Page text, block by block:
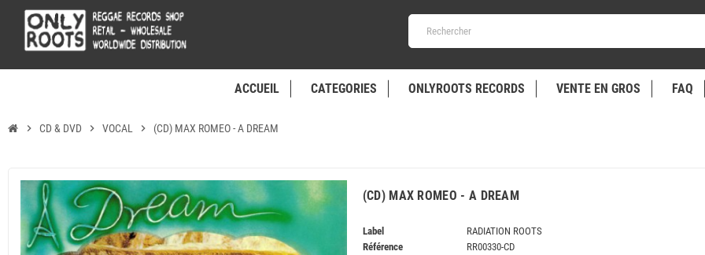
ACCUEIL CATEGORIES ONLYROOTS RECORDS VENTE EN GROS FAQ
chevron_right CD & DVD chevron_right VOCAL chevron_right (CD) MAX ROMEO - A DREAM
(CD) MAX ROMEO - A DREAM
Label
RADIATION ROOTS
Référence
RR00330-CD